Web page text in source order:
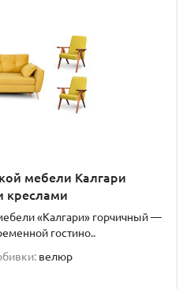
мебели Калгари
креслами
«Калгари» горчичный —
гостино..
велюр